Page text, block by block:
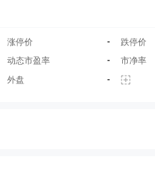
涨停价 - 跌停价
动态市盈率 - 市净率
外盘 -
示性公告》等7条公告